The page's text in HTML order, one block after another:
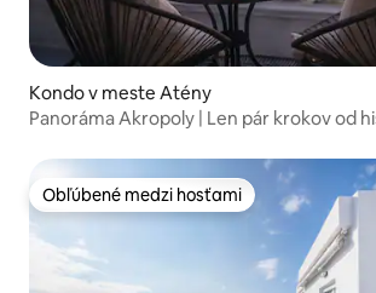
Kondo v meste Atény
Panoráma Akropoly | Len pár krokov od
Obľúbené medzi hosťami
Obľúbené medzi hosťami